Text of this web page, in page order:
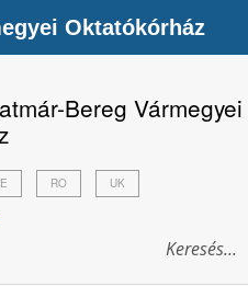
Bereg Vármegyei
RO UK
Oktatókórház